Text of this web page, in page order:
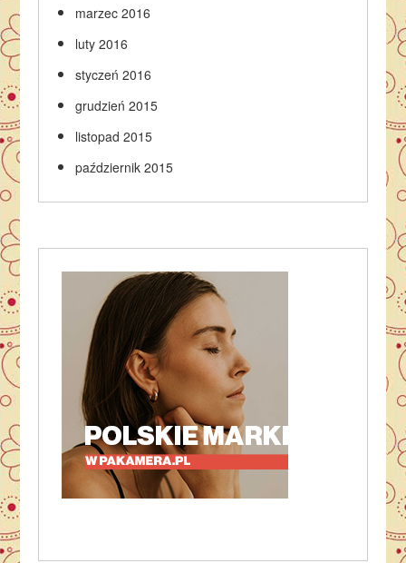
marzec 2016
luty 2016
styczeń 2016
grudzień 2015
listopad 2015
październik 2015